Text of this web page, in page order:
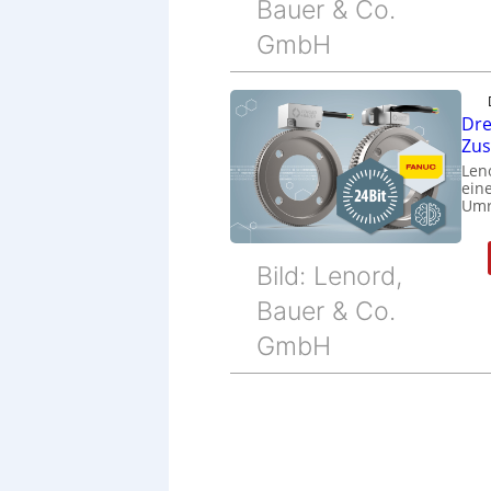
Bauer & Co.
GmbH
Bild: Lenord,
Bauer & Co.
GmbH